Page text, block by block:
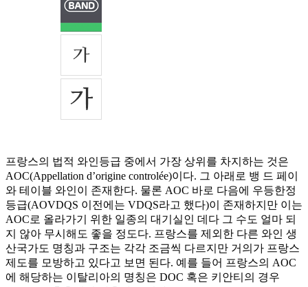
프랑스의 법적 와인등급 중에서 가장 상위를 차지하는 것은
AOC(Appellation d’origine controlée)이다. 그 아래로 뱅 드 페이
와 테이블 와인이 존재한다. 물론 AOC 바로 다음에 우등한정
등급(AOVDQS 이전에는 VDQS라고 했다)이 존재하지만 이는
AOC로 올라가기 위한 일종의 대기실인 데다 그 수도 얼마 되
지 않아 무시해도 좋을 정도다. 프랑스를 제외한 다른 와인 생
산국가도 명칭과 구조는 각각 조금씩 다르지만 거의가 프랑스
제도를 모방하고 있다고 보면 된다. 예를 들어 프랑스의 AOC
에 해당하는 이탈리아의 명칭은 DOC 혹은 키안티의 경우